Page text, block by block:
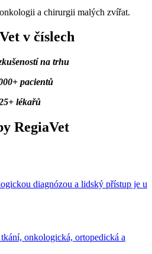
a chirurgii malých zvířat.
v číslech
na trhu
pacientů
lékařů
RegiaVet
diagnózou a lidský přístup je u
onkologická, ortopedická a